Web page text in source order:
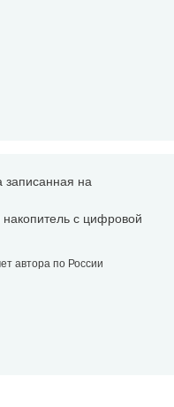
на
с цифровой
автора по России